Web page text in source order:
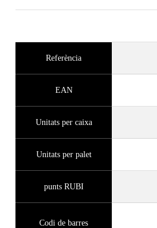
Referència
EAN
Unitats per caixa
Unitats per palet
punts RUBI
Codi de barres